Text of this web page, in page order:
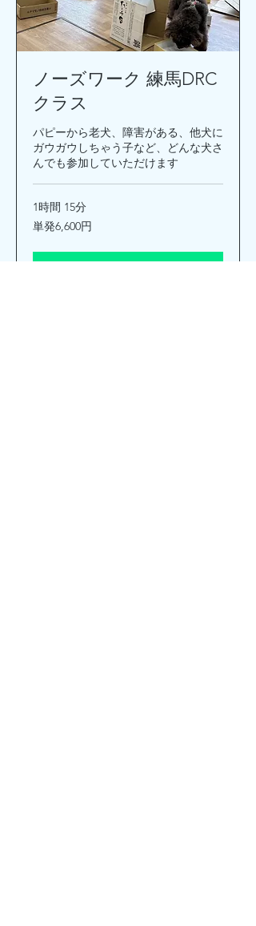
ノーズワーク 練馬DRC
クラス
パピーから老犬、障害がある、他犬に
ガウガウしちゃう子など、どんな犬さ
んでも参加していただけます
1時間 15分
単
発
円
単発6,600円